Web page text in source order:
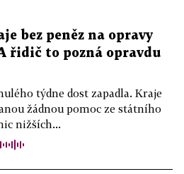
bez peněz na opravy
řidič to pozná opravdu
týdne dost zapadla. Kraje
žádnou pomoc ze státního
nižších...